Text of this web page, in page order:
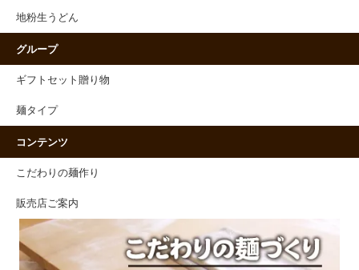
地粉生うどん
グループ
ギフトセット贈り物
麺タイプ
コンテンツ
こだわりの麺作り
販売店ご案内